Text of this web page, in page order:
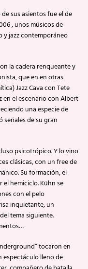
sus asientos fue el de
, unos músicos de
y jazz contemporáneo
la cadera renqueante y
que en en otras
Jazz Cava con Tete
en el escenario con Albert
una especie de
señales de su gran
psicotrópico. Y lo vino
clásicas, con un free de
Su formación, el
hemiciclo. Kühn se
con el pelo
inquietante, un
tema siguiente.
tocaron en
espectáculo lleno de